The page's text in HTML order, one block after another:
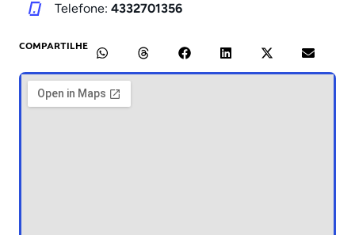
Telefone: 4332701356
COMPARTILHE